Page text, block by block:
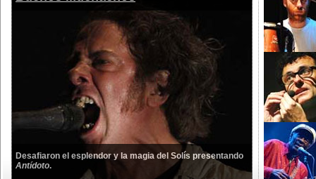
Desafiaron el esplendor y la magia del Solís presentando
Antídoto.